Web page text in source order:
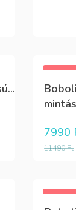
11490Ft
7990